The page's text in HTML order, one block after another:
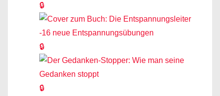
🔒
🔒
🔒